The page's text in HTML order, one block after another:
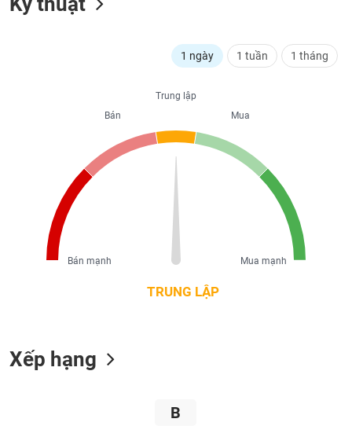
liệu
1 ngày 1 tuần 1 tháng
TRUNG LẬP
Trung lập
Mua
Mua mạnh
Bán
Bán mạnh
Xếp hạng
B
DÙNG
THIẾT
YẾU
SÓC
SỨC